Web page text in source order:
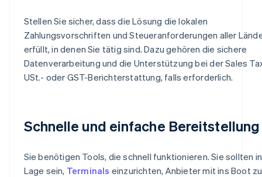
Stellen Sie sicher, dass die Lösung die lokalen
Zahlungsvorschriften und Steueranforderungen aller
erfüllt, in denen Sie tätig sind. Dazu gehören die sichere
Datenverarbeitung und die Unterstützung bei der Sales
USt.- oder GST-Berichterstattung, falls erforderlich.
Schnelle und einfache Bereitstellung
Sie benötigen Tools, die schnell funktionieren. Sie sollten
Lage sein, Terminals einzurichten, Anbieter mit ins Boot zu